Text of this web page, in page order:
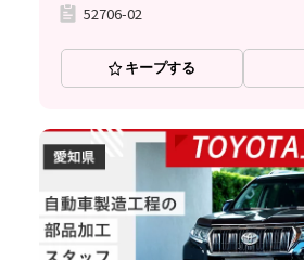
52706-02
キープする